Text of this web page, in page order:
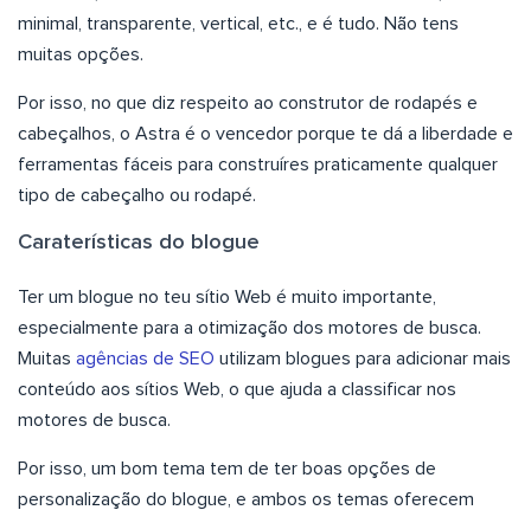
minimal, transparente, vertical, etc., e é tudo. Não tens
muitas opções.
Por isso, no que diz respeito ao construtor de rodapés e
cabeçalhos, o Astra é o vencedor porque te dá a liberdade e
ferramentas fáceis para construíres praticamente qualquer
tipo de cabeçalho ou rodapé.
Caraterísticas do blogue
Ter um blogue no teu sítio Web é muito importante,
especialmente para a otimização dos motores de busca.
Muitas agências de SEO utilizam blogues para adicionar mais
conteúdo aos sítios Web, o que ajuda a classificar nos
motores de busca.
Por isso, um bom tema tem de ter boas opções de
personalização do blogue, e ambos os temas oferecem